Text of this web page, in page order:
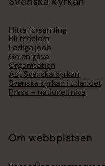
Hitta församling
Bli medlem
Lediga jobb
Ge en gåva
Organisation
Act Svenska kyrkan
Svenska kyrkan i utlandet
Press – nationell nivå
Om webbplatsen